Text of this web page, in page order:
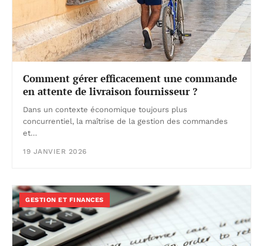
Comment gérer efficacement une commande
en attente de livraison fournisseur ?
Dans un contexte économique toujours plus
concurrentiel, la maîtrise de la gestion des commandes
et…
19 JANVIER 2026
GESTION ET FINANCES